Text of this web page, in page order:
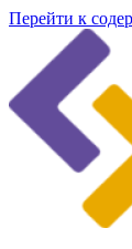
Перейти к